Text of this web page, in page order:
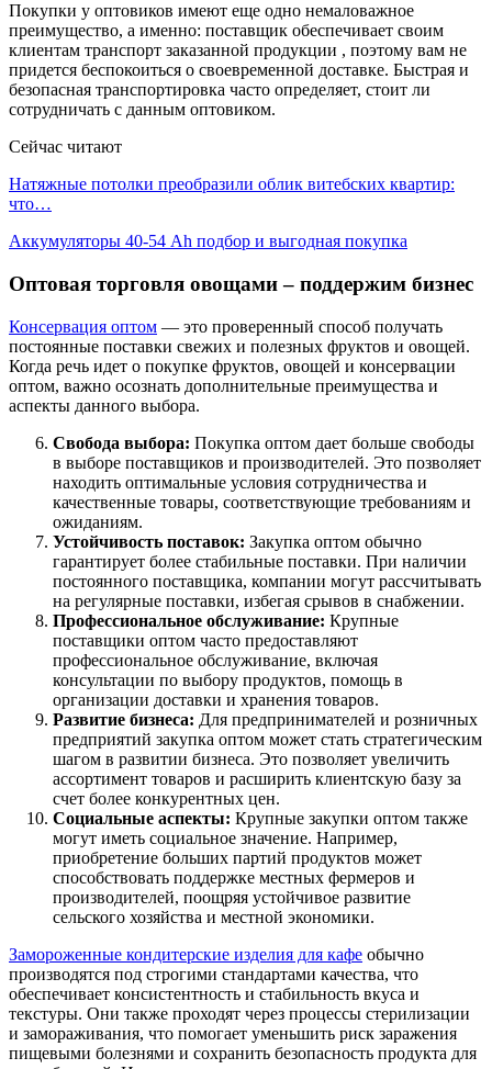
Покупки у оптовиков имеют еще одно немаловажное
преимущество, а именно: поставщик обеспечивает своим
клиентам транспорт заказанной продукции , поэтому вам не
придется беспокоиться о своевременной доставке. Быстрая и
безопасная транспортировка часто определяет, стоит ли
сотрудничать с данным оптовиком.
Сейчас читают
Натяжные потолки преобразили облик витебских квартир:
что…
Аккумуляторы 40-54 Ah подбор и выгодная покупка
Оптовая торговля овощами – поддержим бизнес
Консервация оптом — это проверенный способ получать
постоянные поставки свежих и полезных фруктов и овощей.
Когда речь идет о покупке фруктов, овощей и консервации
оптом, важно осознать дополнительные преимущества и
аспекты данного выбора.
Свобода выбора: Покупка оптом дает больше свободы
в выборе поставщиков и производителей. Это позволяет
находить оптимальные условия сотрудничества и
качественные товары, соответствующие требованиям и
ожиданиям.
Устойчивость поставок: Закупка оптом обычно
гарантирует более стабильные поставки. При наличии
постоянного поставщика, компании могут рассчитывать
на регулярные поставки, избегая срывов в снабжении.
Профессиональное обслуживание: Крупные
поставщики оптом часто предоставляют
профессиональное обслуживание, включая
консультации по выбору продуктов, помощь в
организации доставки и хранения товаров.
Развитие бизнеса: Для предпринимателей и розничных
предприятий закупка оптом может стать стратегическим
шагом в развитии бизнеса. Это позволяет увеличить
ассортимент товаров и расширить клиентскую базу за
счет более конкурентных цен.
Социальные аспекты: Крупные закупки оптом также
могут иметь социальное значение. Например,
приобретение больших партий продуктов может
способствовать поддержке местных фермеров и
производителей, поощряя устойчивое развитие
сельского хозяйства и местной экономики.
Замороженные кондитерские изделия для кафе обычно
производятся под строгими стандартами качества, что
обеспечивает консистентность и стабильность вкуса и
текстуры. Они также проходят через процессы стерилизации
и замораживания, что помогает уменьшить риск заражения
пищевыми болезнями и сохранить безопасность продукта для